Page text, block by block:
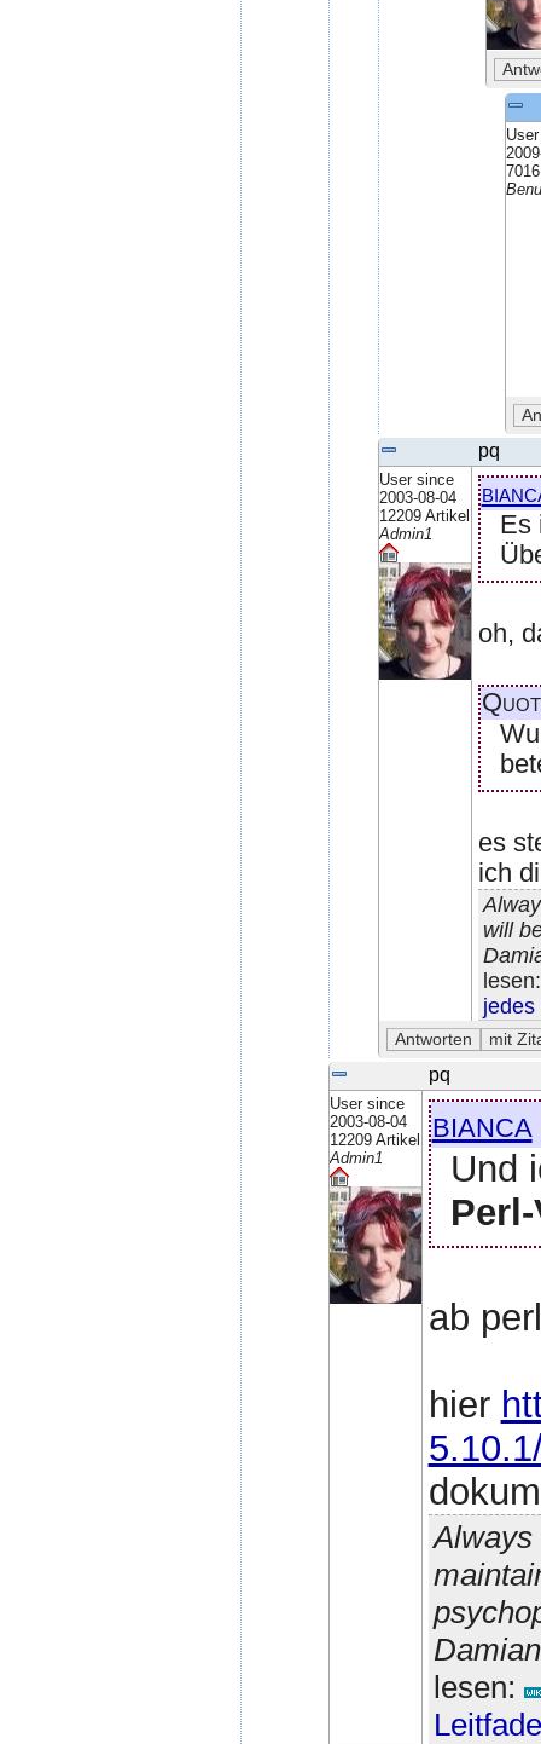
pq
User since
2003-08-04
12209 Artikel
Admin1
Es
oh,
es
ich
will
jedes
pq
User since
2003-08-04
12209 Artikel
Admin1
bianca
Und
ab
hier
Always
lesen: